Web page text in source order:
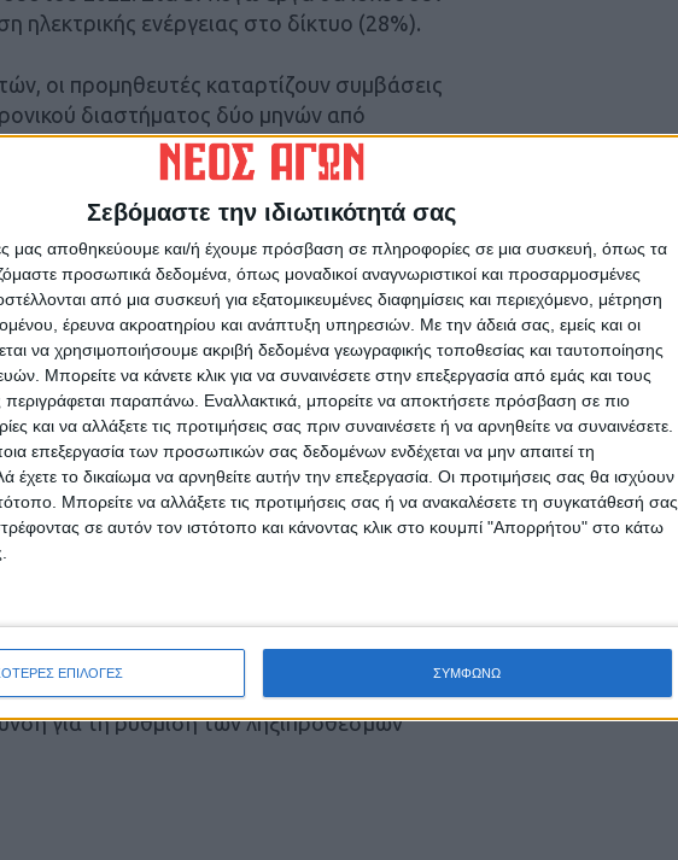
Σεβόμαστε την ιδιωτικότητά σας
μας αποθηκεύουμε και/ή έχουμε πρόσβαση σε πληροφορίες σε μια συσκευή, όπως τα
προσωπικά δεδομένα, όπως μοναδικοί αναγνωριστικοί και προσαρμοσμένες
από μια συσκευή για εξατομικευμένες διαφημίσεις και περιεχόμενο, μέτρηση
έρευνα ακροατηρίου και ανάπτυξη υπηρεσιών. Με την άδειά σας, εμείς και οι
να χρησιμοποιήσουμε ακριβή δεδομένα γεωγραφικής τοποθεσίας και ταυτοποίησης
Μπορείτε να κάνετε κλικ για να συναινέσετε στην επεξεργασία από εμάς και τους
παραπάνω. Εναλλακτικά, μπορείτε να αποκτήσετε πρόσβαση σε πιο
και να αλλάξετε τις προτιμήσεις σας πριν συναινέσετε ή να αρνηθείτε να συναινέσετε.
επεξεργασία των προσωπικών σας δεδομένων ενδέχεται να μην απαιτεί τη
έχετε το δικαίωμα να αρνηθείτε αυτήν την επεξεργασία. Οι προτιμήσεις σας θα ισχύουν
Μπορείτε να αλλάξετε τις προτιμήσεις σας ή να ανακαλέσετε τη συγκατάθεσή σας
σε αυτόν τον ιστότοπο και κάνοντας κλικ στο κουμπί "Απορρήτου" στο κάτω
ΕΠΙΛΟΓΕΣ ΣΥΜΦΩΝΩ
ηλεκτρικής ενέργειας στο δίκτυο (28%).
οι προμηθευτές καταρτίζουν συμβάσεις
διαστήματος δύο μηνών από
ΓΑΙΑ» που προσφέρουν στους
ληξιπρόθεσμες οφειλές σε προηγούμενο
Δεκεμβρίου 2023 και υποκαθίστανται στα
ενώ στη διμερή σύμβαση ορίζονται οι
από λήξη της διάρκειας της σύμβασης.
πρέπει να προσκομίσουν οι κάτοχοι έργων
των έργων ΑΠΕ, κριτήρια ένταξης, η
ρύθμισης των ληξιπρόθεσμων
τους αγρότες, ότι όσοι έχουν απλήρωτες
2023 μπορούν να υπαχθούν σε
Δημόσιο θα αναλάβει την επιβάρυνση των
οι προϋποθέσεις, οι υποχρεώσεις
για τη ρύθμιση των ληξιπρόθεσμων